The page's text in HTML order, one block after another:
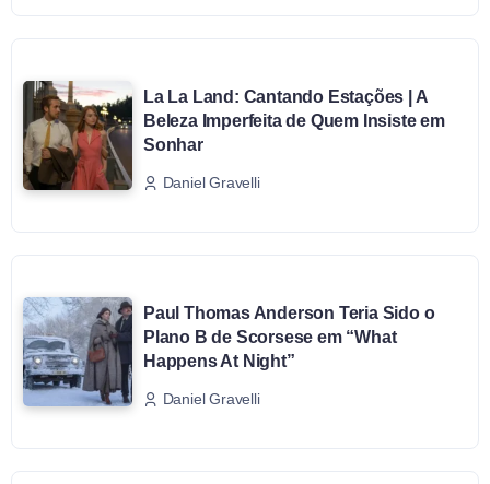
La La Land: Cantando Estações | A
Beleza Imperfeita de Quem Insiste em
Sonhar
Daniel Gravelli
Paul Thomas Anderson Teria Sido o
Plano B de Scorsese em “What
Happens At Night”
Daniel Gravelli